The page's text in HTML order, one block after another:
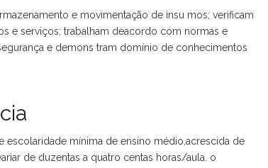
e movimentação de insu mos; verificam
e serviços; trabalham deacordo com normas e
e demons tram domínio de conhecimentos
escolaridade mínima de ensino médio,acrescida de
de duzentas a quatro centas horas/aula. o